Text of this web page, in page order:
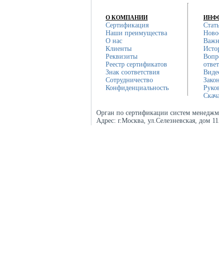
О КОМПАНИИ
Сертификация
Наши преимущества
О нас
Клиенты
Реквизиты
Реестр сертификатов
Знак соответствия
Сотрудничество
Конфиденциальность
Орган по сертификации систем
Адрес: г.Москва, ул.Селезневская, дом